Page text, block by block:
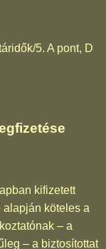
5. A pont, D
kifizetett
alapján köteles a
– a
– a biztosítottat